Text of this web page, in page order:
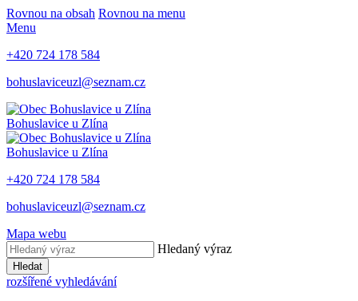
Rovnou na obsah Rovnou na menu
Menu
+420 724 178 584
bohuslaviceuzl@seznam.cz
Bohuslavice u Zlína
Bohuslavice u Zlína
+420 724 178 584
bohuslaviceuzl@seznam.cz
Mapa webu
Hledaný výraz
Hledat
rozšířené vyhledávání